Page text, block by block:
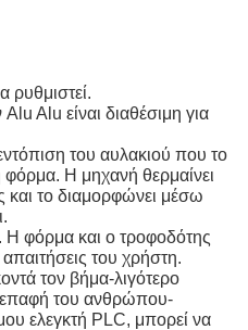
ρυθμιστεί.
Alu είναι διαθέσιμη για
του αυλακιού που το
φόρμα. Η μηχανή θερμαίνει
το διαμορφώνει μέσω
Η φόρμα και ο τροφοδότης
του χρήστη.
τον βήμα-λιγότερο
του ανθρώπου-
ελεγκτή PLC, μπορεί να